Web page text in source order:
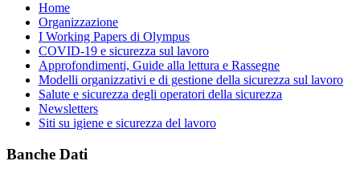
Home
Organizzazione
I Working Papers di Olympus
COVID-19 e sicurezza sul lavoro
Approfondimenti, Guide alla lettura e Rassegne
Modelli organizzativi e di gestione della sicurezza sul lavoro
Salute e sicurezza degli operatori della sicurezza
Newsletters
Siti su igiene e sicurezza del lavoro
Banche Dati